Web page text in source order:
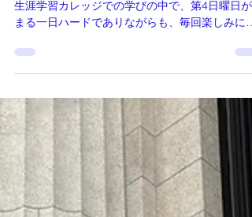
（2025年10月31日配信ハッピーメール） 京都
まる一日ハードでありながらも、毎回楽しみにし
政治経済や世の中の出来事など参加者皆で話し学
ぶ講座。 スタッフのKENさんと木村忠義先生のご
意見と参加者の意見で、意外な方向に進化して、
深い学びを頂ける面白い講座です。 以前は政治経
済はさっぱりわからず、全く興味のないところで
したが、毎回共学セミナーに参加するようになっ
て、新聞を読むところが変わって、少しずつ世の